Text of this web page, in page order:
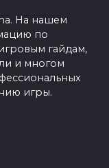
На нашем
по
гайдам,
и многом
игры.